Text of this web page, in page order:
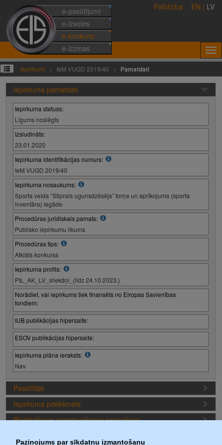
Paziņojums par sīkdatņu izmantošanu
e-pasūtījumi
e-izsoles
e-konkursi
e-izziņas
Palīdzība EN | LV
Iepirkumi IeM VUGD 2019/40 Pamatdati
Iepirkuma pamatdati
Iepirkuma statuss:
Līgums noslēgts
Izsludināts:
23.01.2020
Iepirkuma identifikācijas numurs:
IeM VUGD 2019/40
Iepirkuma nosaukums:
Sporta veida “Stiprais ugunsdzēsējs” torņa un aprīkojuma (sporta
inventāra) iegāde
Procedūras juridiskais pamats:
Publisko iepirkumu likums
Procedūras tips:
Atklāts konkurss
Iepirkuma profils:
PIL_AK_LV_sliekšņi_(līdz 24.10.2023.)
Norādiet, vai iepirkums tiek finansēts no Eiropas Savienības
fondiem:
IUB publikācijas hipersaite:
ESOV publikācijas hipersaite:
Iepirkuma plāna ieraksts:
Nav
Pasūtītājs
Iepirkuma priekšmets
Piedāvājuma sagatavošanas nosacījumi